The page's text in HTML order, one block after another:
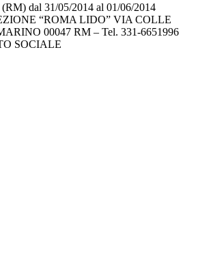
dal 31/05/2014 al 01/06/2014
“ROMA LIDO” VIA COLLE
00047 RM – Tel. 331-6651996
SOCIALE